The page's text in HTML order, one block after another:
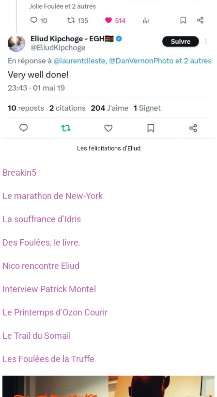
Les félicitations d’Eliud
Breakin5
Le marathon de New-York
La souffrance d’Idris
Des Foulées, le livre.
Nico rencontre Eliud
Interview Patrick Montel
Le Printemps d’Ozon Courir
Le Trail du Somail
Les Foulées de la Truffe